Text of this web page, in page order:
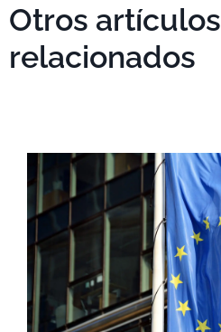
Otros artículos
relacionados